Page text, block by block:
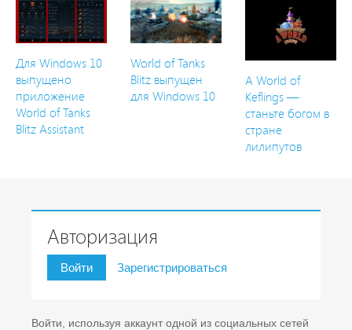
Для Windows 10
выпущено
приложение
World of Tanks
Blitz Assistant
World of Tanks
Blitz выпущен
для Windows 10
A World of
Keflings —
станьте богом в
стране
лилипутов
Авторизация
Войти Зарегистрироваться
Войти, используя аккаунт одной из социальных сетей